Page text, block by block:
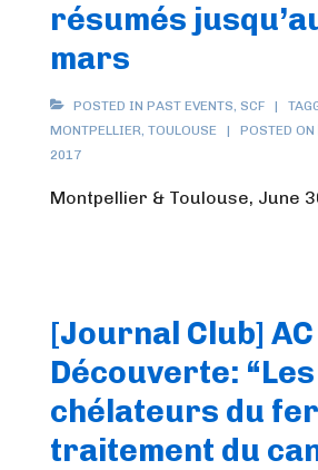
résumés
mars
POSTED IN PAST EVENTS, SCF
MONTPELLIER, TOULOUSE POSTED ON
2017
Montpellier & Toulouse, June
[Journal Club] AC
Découverte: “Les
chélateurs du
traitement du